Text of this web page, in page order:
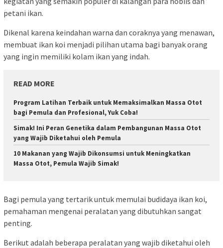
petani ikan.
Dikenal karena keindahan warna dan coraknya yang menawan,
membuat ikan koi menjadi pilihan utama bagi banyak orang
yang ingin memiliki kolam ikan yang indah.
READ MORE
Program Latihan Terbaik untuk Memaksimalkan Massa Otot
bagi Pemula dan Profesional, Yuk Coba!
Simak! Ini Peran Genetika dalam Pembangunan Massa Otot
yang Wajib Diketahui oleh Pemula
10 Makanan yang Wajib Dikonsumsi untuk Meningkatkan
Massa Otot, Pemula Wajib Simak!
Bagi pemula yang tertarik untuk memulai budidaya ikan koi,
pemahaman mengenai peralatan yang dibutuhkan sangat
penting.
Berikut adalah beberapa peralatan yang wajib diketahui oleh